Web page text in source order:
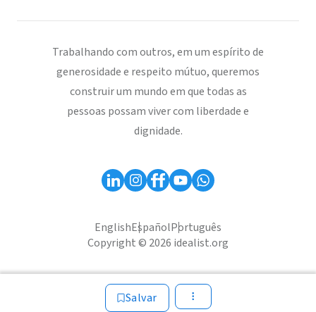
Salvar
Trabalhando com outros, em um espírito de
generosidade e respeito mútuo, queremos
construir um mundo em que todas as
pessoas possam viver com liberdade e
dignidade.
EnglishEspañolPortuguês
Copyright © 2026 idealist.org